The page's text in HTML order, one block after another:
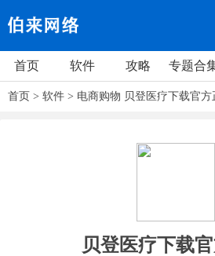
首页 软件 攻略 专题合
首页 > 软件 > 电商购物 贝登医疗下载官方
贝登医疗下载